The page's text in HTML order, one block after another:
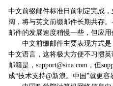
中文前缀邮件标准日前制定完成
阔，将与英文前缀邮件长期共存
邮件的发展速度稍慢一些，但应用
中文前缀邮件主要表现方式是
中文语言，这将极大方便不习惯
邮箱是，support@sina.com，但
成“技术支持@新浪。中国”就更容